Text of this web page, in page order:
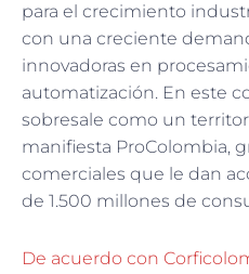
para el crecimiento
con una creciente
innovadoras en
automatización. En este
sobresale como un
manifiesta ProColombia,
comerciales que le dan
de 1.500 millones de
De acuerdo con